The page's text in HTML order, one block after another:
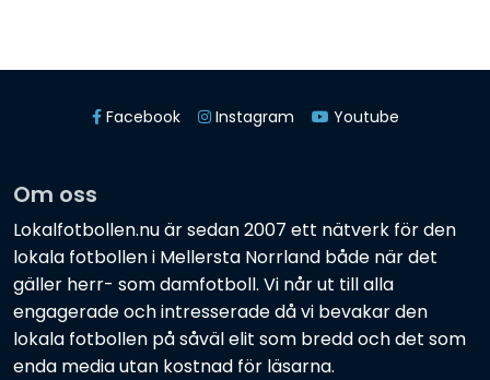
Facebook Instagram Youtube
Om oss
Lokalfotbollen.nu är sedan 2007 ett nätverk för den
lokala fotbollen i Mellersta Norrland både när det
gäller herr- som damfotboll. Vi når ut till alla
engagerade och intresserade då vi bevakar den
lokala fotbollen på såväl elit som bredd och det som
enda media utan kostnad för läsarna.